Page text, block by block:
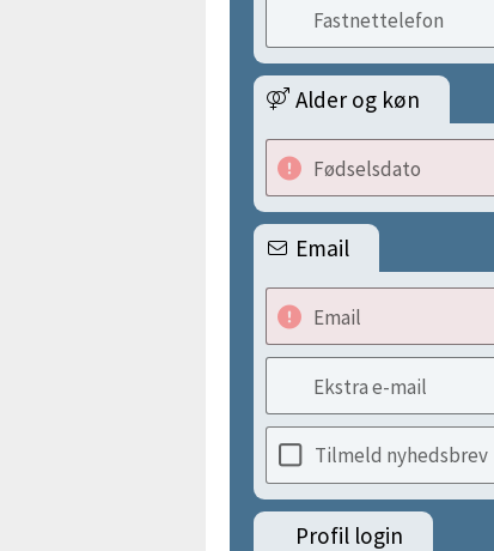
Fastnettelefon
Alder og køn
Fødselsdato
Email
Email
Ekstra e-mail
Tilmeld nyhedsbrev
Profil login